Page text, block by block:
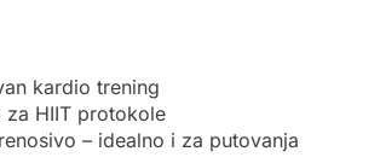
kardio trening
za HIIT protokole
– idealno i za putovanja